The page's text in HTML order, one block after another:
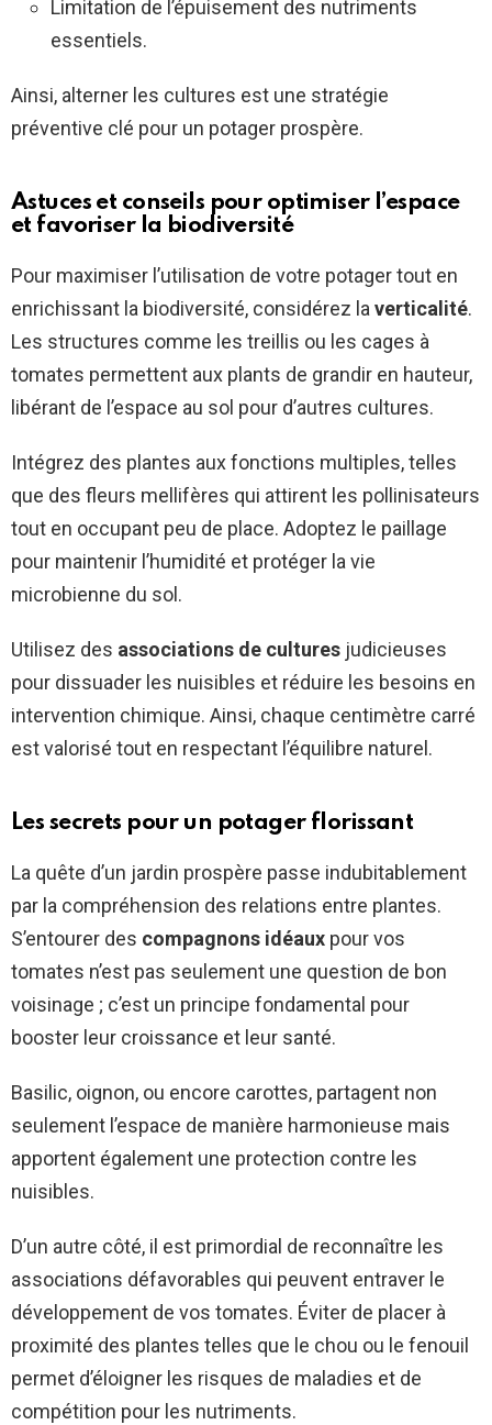
Limitation de l’épuisement des nutriments
essentiels.
Ainsi, alterner les cultures est une stratégie
préventive clé pour un potager prospère.
Astuces et conseils pour optimiser l’espace
et favoriser la biodiversité
Pour maximiser l’utilisation de votre potager tout en
enrichissant la biodiversité, considérez laverticalité.
Les structures comme les treillis ou les cages à
tomates permettent aux plants de grandir en hauteur,
libérant de l’espace au sol pour d’autres cultures.
Intégrez des plantes aux fonctions multiples, telles
que des fleurs mellifères qui attirent les pollinisateurs
tout en occupant peu de place. Adoptez le paillage
pour maintenir l’humidité et protéger la vie
microbienne du sol.
Utilisez des associations de cultures judicieuses
pour dissuader les nuisibles et réduire les besoins en
intervention chimique. Ainsi, chaque centimètre carré
est valorisé tout en respectant l’équilibre naturel.
Les secrets pour un potager florissant
La quête d’un jardin prospère passe indubitablement
par la compréhension des relations entre plantes.
S’entourer des compagnons idéaux pour vos
tomates n’est pas seulement une question de bon
voisinage ; c’est un principe fondamental pour
booster leur croissance et leur santé.
Basilic, oignon, ou encore carottes, partagent non
seulement l’espace de manière harmonieuse mais
apportent également une protection contre les
nuisibles.
D’un autre côté, il est primordial de reconnaître les
associations défavorables qui peuvent entraver le
développement de vos tomates. Éviter de placer à
proximité des plantes telles que le chou ou le fenouil
permet d’éloigner les risques de maladies et de
compétition pour les nutriments.